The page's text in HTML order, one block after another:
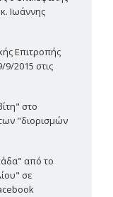
Ιωάννης
Επιτροπής
2015 στις
στο
"διορισμών
από το
σε